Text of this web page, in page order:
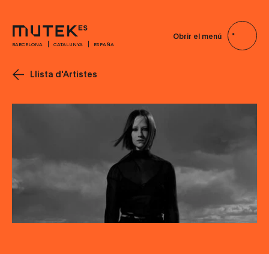
BARCELONA CATALUNYA ESPAÑA
Obrir el menú
Llista d'Artistes